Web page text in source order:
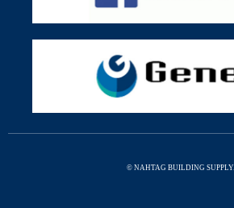
© NAHTAG BUILDING SUPPLY.